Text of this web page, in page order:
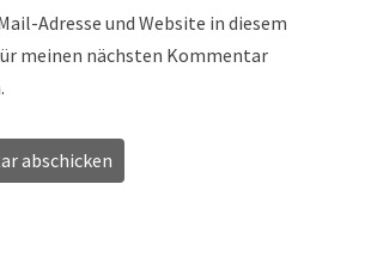
Adresse und Website in diesem
meinen nächsten Kommentar